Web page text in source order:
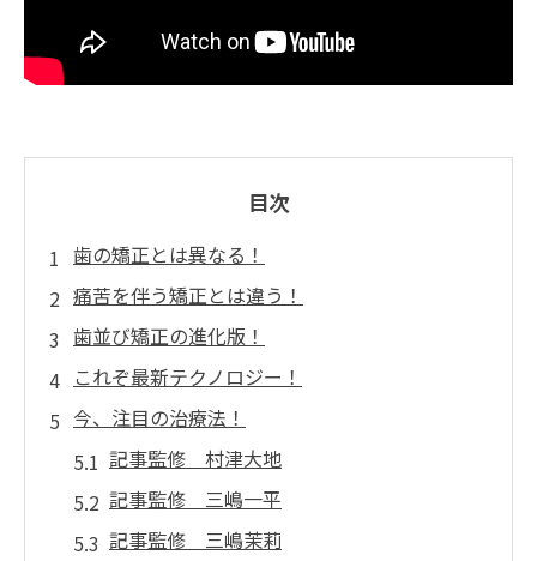
目次
歯の矯正とは異なる！
痛苦を伴う矯正とは違う！
歯並び矯正の進化版！
これぞ最新テクノロジー！
今、注目の治療法！
記事監修 村津大地
記事監修 三嶋一平
記事監修 三嶋茉莉